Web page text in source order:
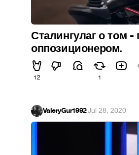
Сталингулаг о том -
оппозиционером.
12 1
ValeryGur1992·Jul 28, 2020